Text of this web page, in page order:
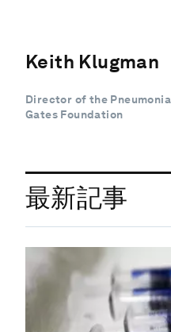
Keith Klugman
Director of the
Gates Foundation
最新記事